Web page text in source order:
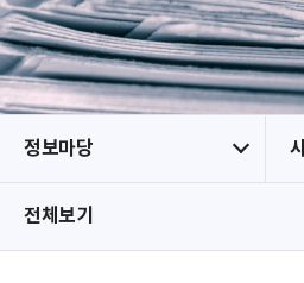
정보마당
전체보기